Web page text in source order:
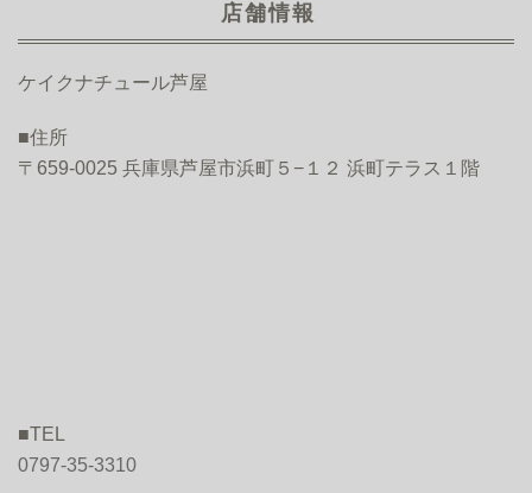
店舗情報
ケイクナチュール芦屋
■住所
〒659-0025 兵庫県芦屋市浜町５−１２ 浜町テラス１階
■TEL
0797-35-3310